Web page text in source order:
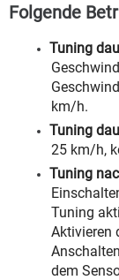
Folgende
Tuning
km/h.
Tuning
25 km/h,
Tuning
Tuning
Aktivieren
dem